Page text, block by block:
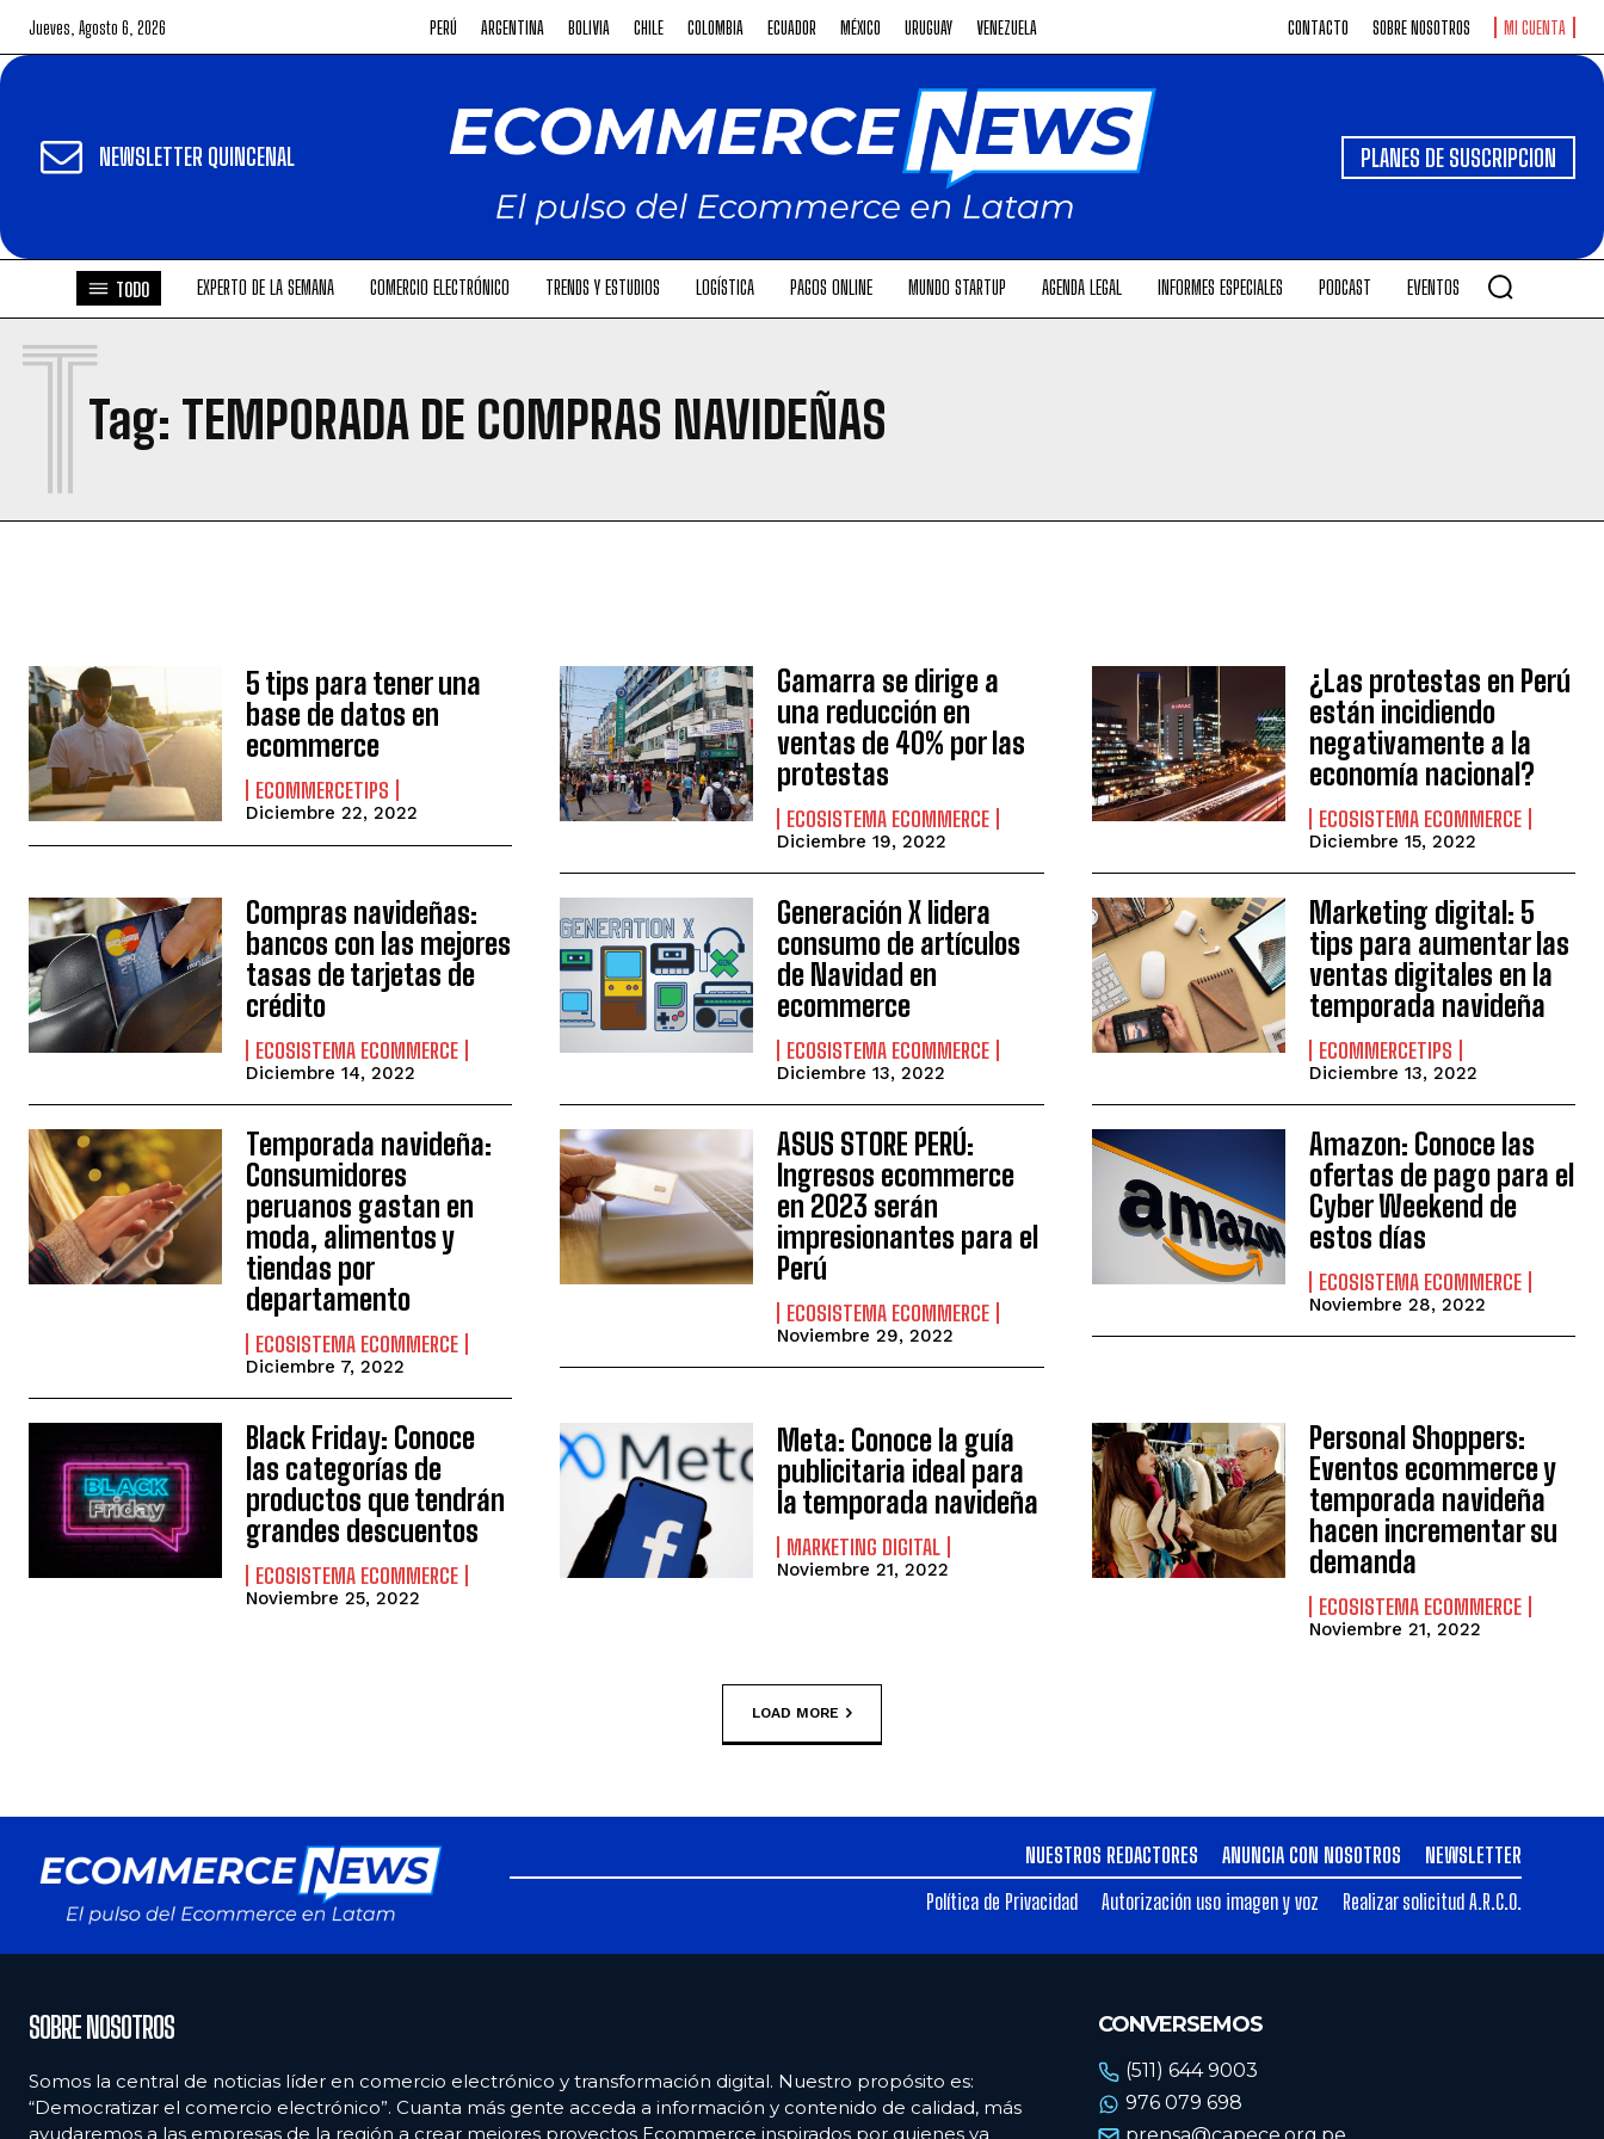
Jueves, Agosto 6, 2026 PERÚ ARGENTINA BOLIVIA CHILE COLOMBIA ECUADOR MÉXICO URUGUAY VENEZUELA CONTACTO SOBRE NOSOTROS MI CUENTA
NEWSLETTER QUINCENAL PLANES DE SUSCRIPCION
TODO EXPERTO DE LA SEMANA COMERCIO ELECTRÓNICO TRENDS Y ESTUDIOS LOGÍSTICA PAGOS ONLINE MUNDO STARTUP AGENDA LEGAL INFORMES ESPECIALES PODCAST EVENTOS
Tag: TEMPORADA DE COMPRAS NAVIDEÑAS
T
5 tips para tener una
base de datos en
ecommerce
ECOMMERCETIPS
Diciembre 22, 2022
Gamarra se dirige a
una reducción en
ventas de 40% por las
protestas
ECOSISTEMA ECOMMERCE
Diciembre 19, 2022
¿Las protestas en Perú
están incidiendo
negativamente a la
economía nacional?
ECOSISTEMA ECOMMERCE
Diciembre 15, 2022
Compras navideñas:
bancos con las mejores
tasas de tarjetas de
crédito
ECOSISTEMA ECOMMERCE
Diciembre 14, 2022
Generación X lidera
consumo de artículos
de Navidad en
ecommerce
ECOSISTEMA ECOMMERCE
Diciembre 13, 2022
Marketing digital: 5
tips para aumentar las
ventas digitales en la
temporada navideña
ECOMMERCETIPS
Diciembre 13, 2022
Temporada navideña:
Consumidores
peruanos gastan en
moda, alimentos y
tiendas por
departamento
ECOSISTEMA ECOMMERCE
Diciembre 7, 2022
ASUS STORE PERÚ:
Ingresos ecommerce
en 2023 serán
impresionantes para el
Perú
ECOSISTEMA ECOMMERCE
Noviembre 29, 2022
Amazon: Conoce las
ofertas de pago para el
Cyber Weekend de
estos días
ECOSISTEMA ECOMMERCE
Noviembre 28, 2022
Black Friday: Conoce
las categorías de
productos que tendrán
grandes descuentos
ECOSISTEMA ECOMMERCE
Noviembre 25, 2022
Meta: Conoce la guía
publicitaria ideal para
la temporada navideña
MARKETING DIGITAL
Noviembre 21, 2022
Personal Shoppers:
Eventos ecommerce y
temporada navideña
hacen incrementar su
demanda
ECOSISTEMA ECOMMERCE
Noviembre 21, 2022
LOAD MORE
NUESTROS REDACTORES ANUNCIA CON NOSOTROS
NEWSLETTER
Política de Privacidad
Autorización uso imagen y voz Realizar solicitud A.R.C.O.
SOBRE NOSOTROS
Somos la central de noticias líder en comercio electrónico y transformación digital. Nuestro propósito es:
“Democratizar el comercio electrónico”. Cuanta más gente acceda a información y contenido de calidad, más
ayudaremos a las empresas de la región a crear mejores proyectos Ecommerce inspirados por quienes ya
CONVERSEMOS
(511) 644 9003
976 079 698